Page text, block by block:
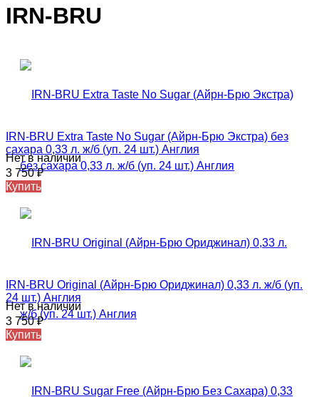
IRN-BRU
IRN-BRU Extra Taste No Sugar (Айрн-Брю Экстра) без
сахара 0,33 л. ж/б (уп. 24 шт.) Англия
Нет в наличии
3 750₽
Купить
IRN-BRU Original (Айрн-Брю Ориджинал) 0,33 л. ж/б (уп.
24 шт.) Англия
Нет в наличии
3 750₽
Купить